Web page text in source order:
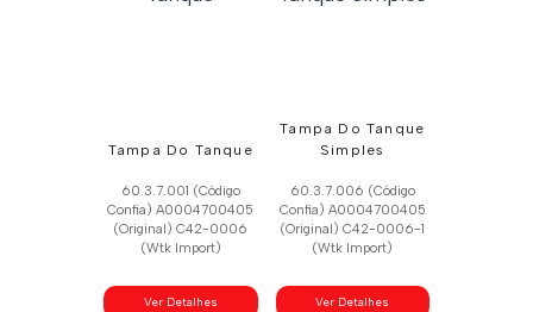
Tampa Do Tanque
60.3.7.001 (Código
Confia) A0004700405
(Original) C42-0006
(Wtk Import)
Ver Detalhes
Tampa Do Tanque
Simples
60.3.7.006 (Código
Confia) A0004700405
(Original) C42-0006-1
(Wtk Import)
Ver Detalhes